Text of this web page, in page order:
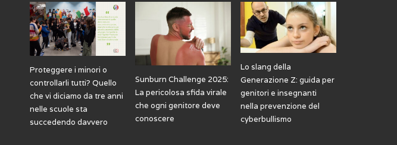
Proteggere i minori o
controllarli tutti? Quello
che vi diciamo da tre anni
nelle scuole sta
succedendo davvero
Sunburn Challenge 2025:
La pericolosa sfida virale
che ogni genitore deve
conoscere
Lo slang della
Generazione Z: guida per
genitori e insegnanti
nella prevenzione del
cyberbullismo